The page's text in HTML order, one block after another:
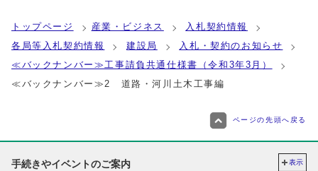
トップページ 産業・ビジネス
入札契約情報
各局等入札契約情報
建設局
入札・契約のお知らせ
≪バックナンバー≫工事請負共通仕様書（令和3年3月）
≪バックナンバー≫2 道路・河川土木工事編
ページの先頭へ戻る
手続きやイベントのご案内 表示